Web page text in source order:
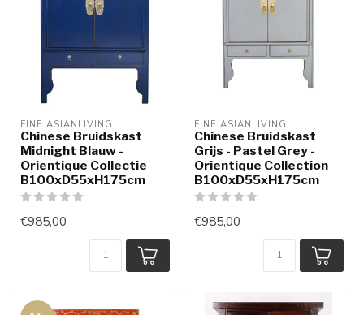
FINE ASIANLIVING
Chinese Bruidskast
Midnight Blauw -
Orientique Collectie
B100xD55xH175cm
€985,00
FINE ASIANLIVING
Chinese Bruidskast
Grijs - Pastel Grey -
Orientique Collection
B100xD55xH175cm
€985,00